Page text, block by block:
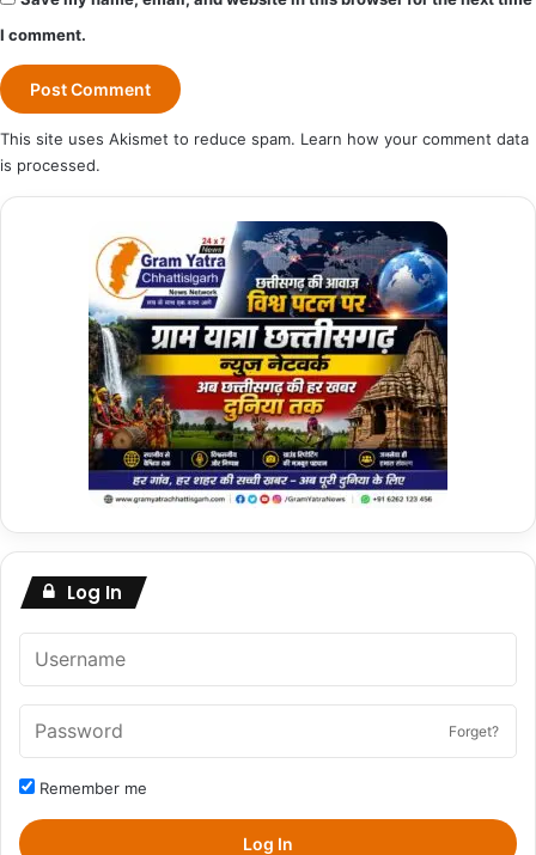
I comment.
This site uses Akismet to reduce spam. Learn how your comment data
is processed.
Log In
Forget?
Remember me
Log In